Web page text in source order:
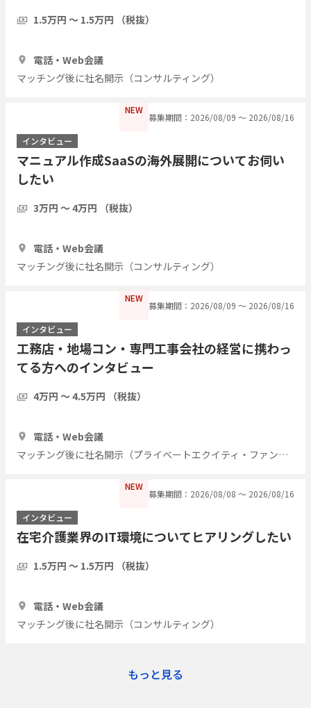
1.5万円 〜 1.5万円 （税抜）
電話・Web会議
マッチング後に社名開示（コンサルティング）
NEW
募集期間：2026/08/09 〜 2026/08/16
インタビュー
マニュアル作成SaaSの海外展開についてお伺い
したい
3万円 〜 4万円 （税抜）
電話・Web会議
マッチング後に社名開示（コンサルティング）
NEW
募集期間：2026/08/09 〜 2026/08/16
インタビュー
工務店・地場コン・専門工事会社の経営に携わっ
てる方へのインタビュー
4万円 〜 4.5万円 （税抜）
電話・Web会議
マッチング後に社名開示（プライベートエクイティ・ファンド）
NEW
募集期間：2026/08/08 〜 2026/08/16
インタビュー
在宅介護業界のIT環境についてヒアリングしたい
1.5万円 〜 1.5万円 （税抜）
電話・Web会議
マッチング後に社名開示（コンサルティング）
もっと見る